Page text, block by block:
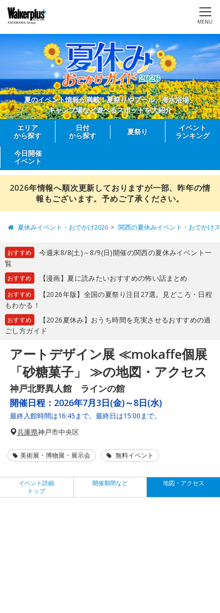
MENU
夏のイベント情報が満載！夏祭りやプール、海水浴場、
キャンプ場など遊べるスポットを大紹介
エリア
から探す
日付
から探す
夏祭り
イベント
ランキング
今日開催
イベント
2026年情報へ順次更新しておりますが一部、昨年の情
報もございます。予めご了承ください。
夏休みイベント・おでかけ2026 関西の夏休みイベント・おでかけ
おすすめ
今週末8/8(土)～8/9(日)開催の関西の夏休みイベント一
覧
おすすめ 【漫画】夏に読みたいおすすめの怖い話まとめ
おすすめ
【2026年版】全国の夏祭り注目27選。見どころ・日程
もわかる！
おすすめ
【2026夏休み】おうち時間を充実させるおすすめの過
ごし方ガイド
アートデザイン展 ≪mokaffe個展
「砂糖菓子」 ≫の地図・アクセス
神戸北野異人館 ラインの館
開催日程： 2026年7月3日(金)～8日(水)
最終入館時間は16:45まで。最終日は15:00まで。
兵庫県神戸市中央区
美術展・博物展・展示会 無料イベント
イベント詳細
トップ
開催期間など 地図・アクセス